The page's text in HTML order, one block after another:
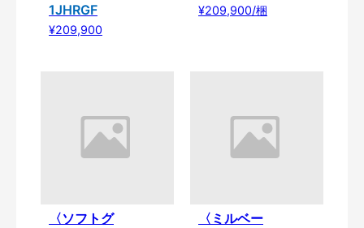
1JHRGF
¥209,900
¥209,900/梱
〈ソフトグ
〈ミルベー